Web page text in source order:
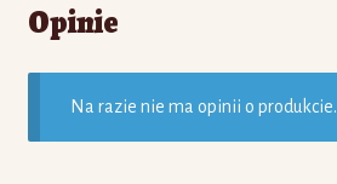
Opinie
Na razie nie ma opinii o produkcie.